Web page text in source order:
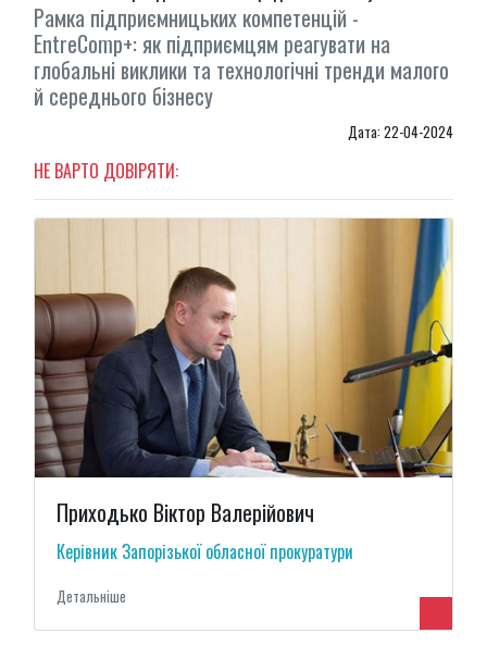
Рамка підприємницьких компетенцій -
EntreComp+: як підприємцям реагувати на
глобальні виклики та технологічні тренди малого
й середнього бізнесу
Дата: 22-04-2024
НЕ ВАРТО ДОВІРЯТИ:
Приходько Віктор Валерійович
Керівник Запорізької обласної прокуратури
Детальнiше